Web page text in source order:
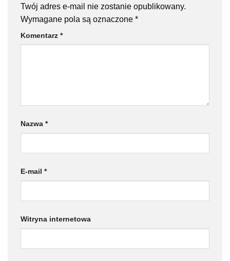
Twój adres e-mail nie zostanie opublikowany.
Wymagane pola są oznaczone *
Komentarz *
Nazwa *
E-mail *
Witryna internetowa